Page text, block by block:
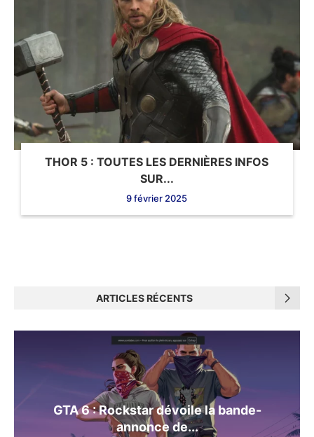
THOR 5 : TOUTES LES DERNIÈRES INFOS
SUR...
9 février 2025
ARTICLES RÉCENTS
GTA 6 : Rockstar dévoile la bande-
annonce de...